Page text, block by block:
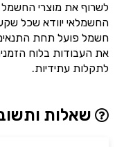
לשרוף את מוצרי החשמל
החשמלאי יוודא שכל
חשמל פועל תחת
את העבודות בלוח
לתקלות עתידיות.
שאלות